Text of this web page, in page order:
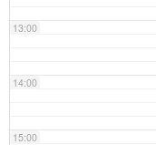
13:00
14:00
15:00